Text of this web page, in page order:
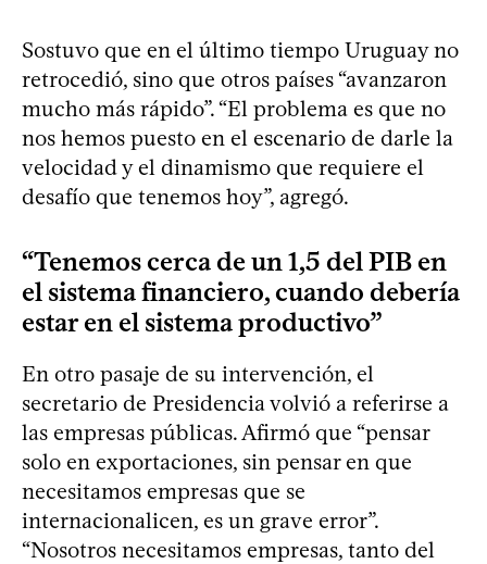
Sostuvo que en el último tiempo Uruguay no
retrocedió, sino que otros países “avanzaron
mucho más rápido”. “El problema es que no
nos hemos puesto en el escenario de darle la
velocidad y el dinamismo que requiere el
desafío que tenemos hoy”, agregó.
“Tenemos cerca de un 1,5 del PIB en
el sistema financiero, cuando debería
estar en el sistema productivo”
En otro pasaje de su intervención, el
secretario de Presidencia volvió a referirse a
las empresas públicas. Afirmó que “pensar
solo en exportaciones, sin pensar en que
necesitamos empresas que se
internacionalicen, es un grave error”.
“Nosotros necesitamos empresas, tanto del